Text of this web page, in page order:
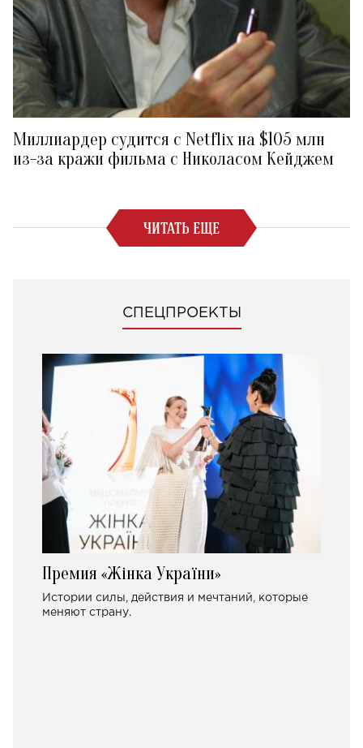
Миллиардер судится с Netflix на $105 млн
из-за кражи фильма с Николасом Кейджем
ЧИТАТЬ ЕЩЕ
СПЕЦПРОЕКТЫ
Премия «Жінка України»
Истории силы, действия и мечтаний, которые
меняют страну.